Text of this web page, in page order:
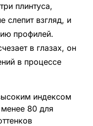
плинтуса,
слепит взгляд, и
профилей.
в глазах, он
в процессе
индексом
80 для